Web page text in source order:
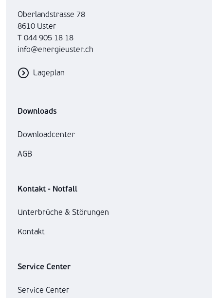
Oberlandstrasse 78
8610 Uster
T 044 905 18 18
info@energieuster.ch
Lageplan
Downloads
Downloadcenter
AGB
Kontakt - Notfall
Unterbrüche & Störungen
Kontakt
Service Center
Service Center